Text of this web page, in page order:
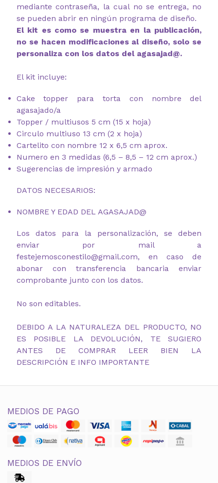
mediante contraseña, la cual no se entrega, no
se pueden abrir en ningún programa de diseño.
El kit es como se muestra en la publicación,
no se hacen modificaciones al diseño, solo se
personaliza con los datos del agasajad@.
El kit incluye:
Cake topper para torta con nombre del
agasajado/a
Topper / multiusos 5 cm (15 x hoja)
Circulo multiuso 13 cm (2 x hoja)
Cartelito con nombre 12 x 6,5 cm aprox.
Numero en 3 medidas (6,5 – 8,5 – 12 cm aprox.)
Sugerencias de impresión y armado
DATOS NECESARIOS:
NOMBRE Y EDAD DEL AGASAJAD@
Los datos para la personalización, se deben
enviar por mail a
festejemosconestilo@gmail.com, en caso de
abonar con transferencia bancaria enviar
comprobante junto con los datos.
No son editables.
DEBIDO A LA NATURALEZA DEL PRODUCTO, NO
ES POSIBLE LA DEVOLUCIÓN, TE SUGIERO
ANTES DE COMPRAR LEER BIEN LA
DESCRIPCIÓN E INFO IMPORTANTE
MEDIOS DE PAGO
MEDIOS DE ENVÍO